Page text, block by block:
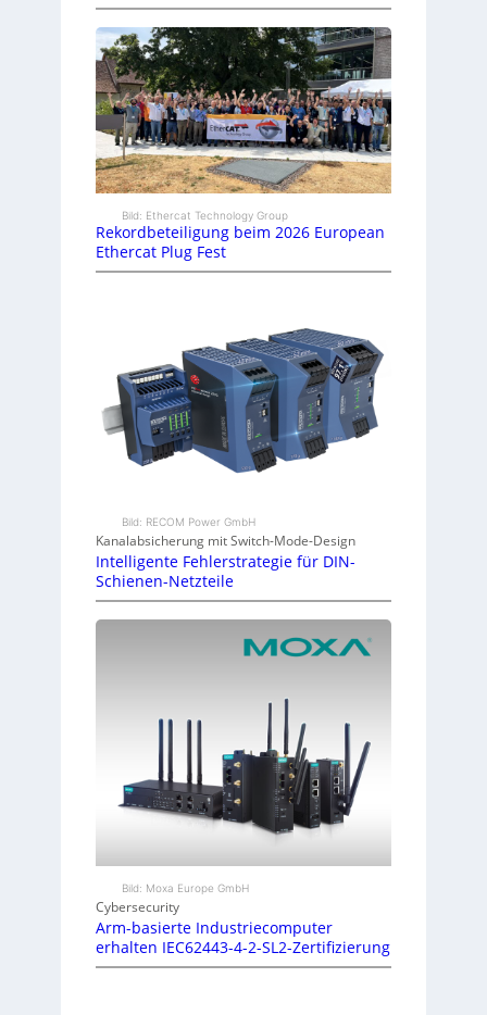
Bild: Ethercat Technology Group
Rekordbeteiligung beim 2026 European
Ethercat Plug Fest
Bild: RECOM Power GmbH
Kanalabsicherung mit Switch-Mode-Design
Intelligente Fehlerstrategie für DIN-
Schienen-Netzteile
Bild: Moxa Europe GmbH
Cybersecurity
Arm-basierte Industriecomputer
erhalten IEC62443-4-2-SL2-Zertifizierung